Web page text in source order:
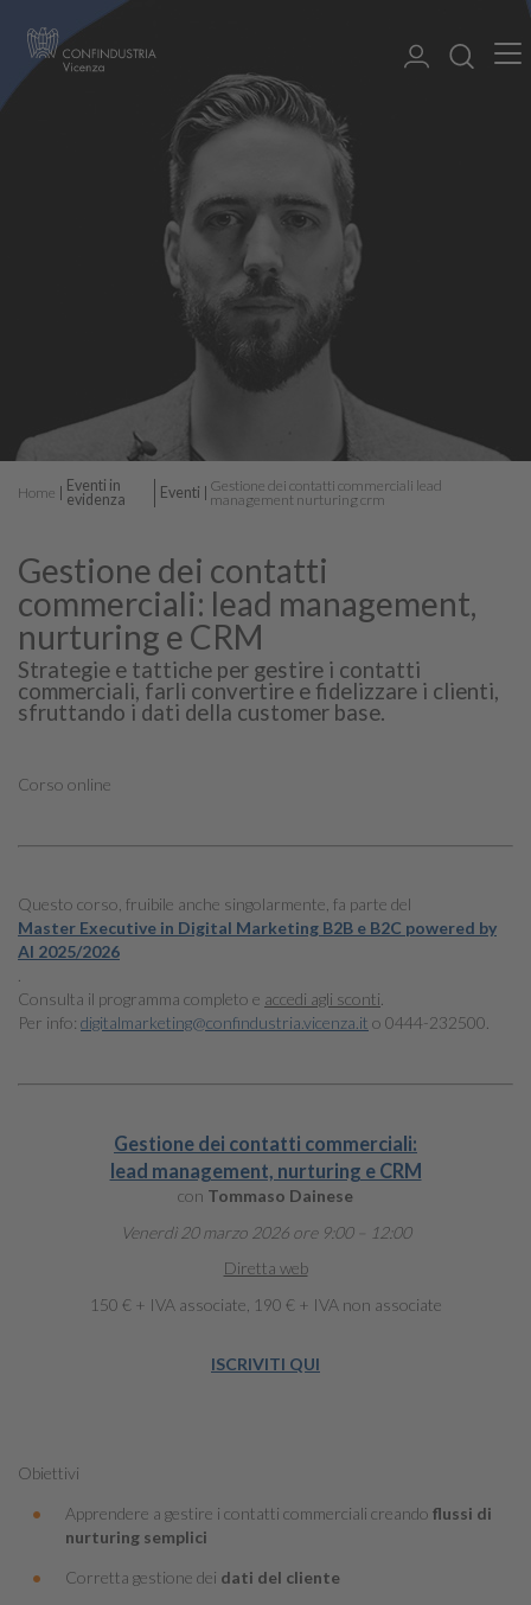
Home
Eventi in
evidenza
Eventi
Gestione dei contatti commerciali lead
management nurturing crm
Gestione dei contatti
commerciali: lead management,
nurturing e CRM
Strategie e tattiche per gestire i contatti
commerciali, farli convertire e fidelizzare i clienti,
sfruttando i dati della customer base.
Corso online
Questo corso, fruibile anche singolarmente, fa parte del
Master Executive in Digital Marketing B2B e B2C powered by
AI 2025/2026
Consulta il programma completo e accedi agli sconti
Per info: digitalmarketing@confindustria.vicenza.it o 0444-232500.
Gestione dei contatti commerciali:
lead management, nurturing e CRM
con Tommaso Dainese
Venerdì 20 marzo 2026 ore 9:00 – 12:00
Diretta web
150 € + IVA associate, 190 € + IVA non associate
ISCRIVITI QUI
Obiettivi
Apprendere a gestire i contatti commerciali creando flussi di
nurturing semplici
Corretta gestione dei dati del cliente